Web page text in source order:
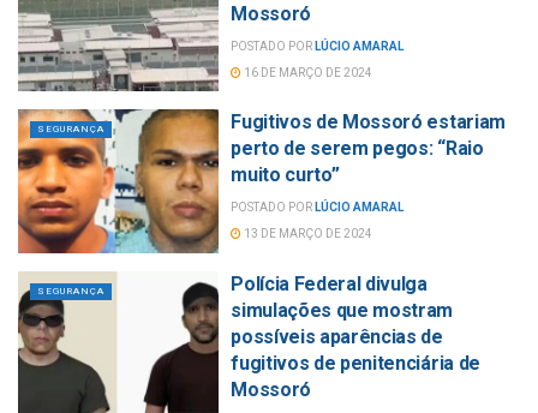
Mossoró
POSTADO POR LÚCIO AMARAL
16 DE MARÇO DE 2024
SEGURANÇA
Fugitivos de Mossoró estariam
perto de serem pegos: “Raio
muito curto”
POSTADO POR LÚCIO AMARAL
13 DE MARÇO DE 2024
SEGURANÇA
Polícia Federal divulga
simulações que mostram
possíveis aparências de
fugitivos de penitenciária de
Mossoró